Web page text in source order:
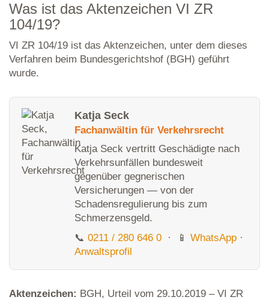
Was ist das Aktenzeichen VI ZR
104/19?
VI ZR 104/19 ist das Aktenzeichen, unter dem dieses
Verfahren beim Bundesgerichtshof (BGH) geführt
wurde.
Katja Seck
Fachanwältin für Verkehrsrecht
Katja Seck vertritt Geschädigte nach
Verkehrsunfällen bundesweit
gegenüber gegnerischen
Versicherungen — von der
Schadensregulierung bis zum
Schmerzensgeld.
📞 0211 / 280 646 0 · 📱 WhatsApp ·
Anwaltsprofil
Aktenzeichen: BGH, Urteil vom 29.10.2019 – VI ZR